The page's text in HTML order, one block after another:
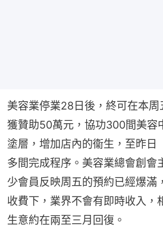
美容業停業28日後，終可在本
獲贊助50萬元，協功300間美容
塗層，增加店內的衞生，至昨日
多間完成程序。美容業總會創會
少會員反映周五的預約已經爆滿
收費下，業界不會有即時收入，
生意約在兩至三月回復。